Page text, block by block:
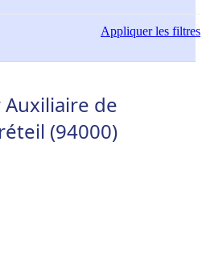
Appliquerles filtres
de
(94000)